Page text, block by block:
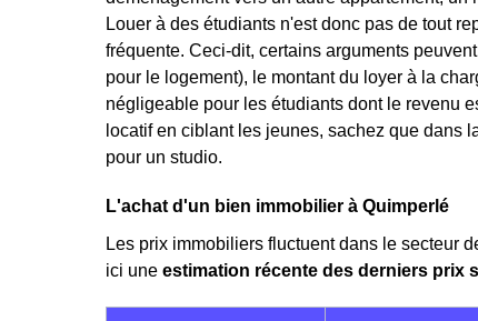
Louer à des étudiants n'est donc pas de tout
fréquente. Ceci-dit, certains arguments
pour le logement), le montant du loyer à la
négligeable pour les étudiants dont le revenu
locatif en ciblant les jeunes, sachez que dans
pour un studio.
L'achat d'un bien immobilier à Quimperlé
Les prix immobiliers fluctuent dans le secteur
ici une estimation récente des derniers prix